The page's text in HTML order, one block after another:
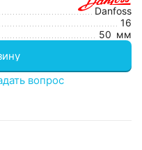
Danfoss
16
50 мм
вопрос